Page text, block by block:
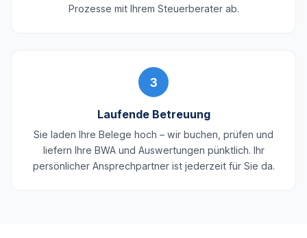
Prozesse mit Ihrem Steuerberater ab.
3
Laufende Betreuung
Sie laden Ihre Belege hoch – wir buchen, prüfen und
liefern Ihre BWA und Auswertungen pünktlich. Ihr
persönlicher Ansprechpartner ist jederzeit für Sie da.